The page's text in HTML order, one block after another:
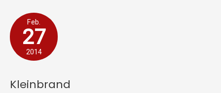
Feb.
27
2014
Kleinbrand
Kleinbrand